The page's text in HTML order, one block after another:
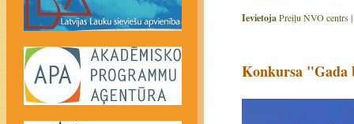
IevietojaPreiļu NVO centrs |
Konkursa "Gada